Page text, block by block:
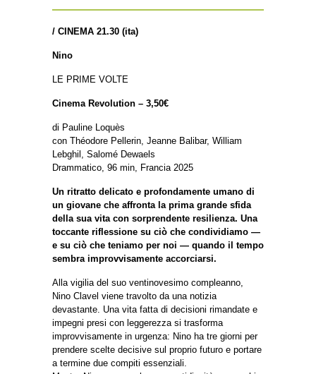
/ CINEMA 21.30 (ita)
Nino
LE PRIME VOLTE
Cinema Revolution – 3,50€
di Pauline Loquès
con Théodore Pellerin, Jeanne Balibar, William
Lebghil, Salomé Dewaels
Drammatico, 96 min, Francia 2025
Un ritratto delicato e profondamente umano di
un giovane che affronta la prima grande sfida
della sua vita con sorprendente resilienza. Una
toccante riflessione su ciò che condividiamo —
e su ciò che teniamo per noi — quando il tempo
sembra improvvisamente accorciarsi.
Alla vigilia del suo ventinovesimo compleanno,
Nino Clavel viene travolto da una notizia
devastante. Una vita fatta di decisioni rimandate e
impegni presi con leggerezza si trasforma
improvvisamente in urgenza: Nino ha tre giorni per
prendere scelte decisive sul proprio futuro e portare
a termine due compiti essenziali.